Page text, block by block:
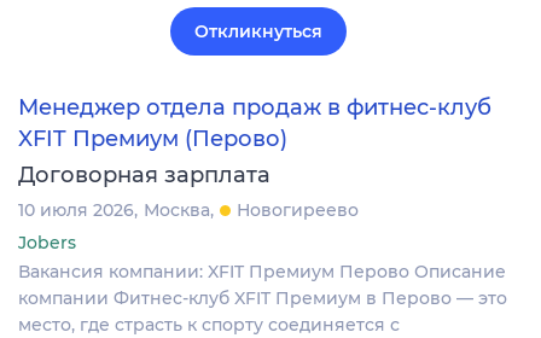
Откликнуться
Менеджер отдела продаж в фитнес-клуб
XFIT Премиум (Перово)
Договорная зарплата
10 июля 2026 Москва
Новогиреево
Jobers
Вакансия компании: XFIT Премиум Перово Описание
компании Фитнес-клуб XFIT Премиум в Перово — это
место, где страсть к спорту соединяется с